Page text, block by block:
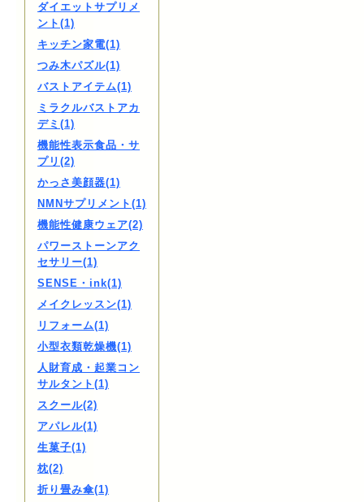
ダイエットサプリメ
ント(1)
キッチン家電(1)
つみ木パズル(1)
バストアイテム(1)
ミラクルバストアカ
デミ(1)
機能性表示食品・サ
プリ(2)
かっさ美顔器(1)
NMNサプリメント(1)
機能性健康ウェア(2)
パワーストーンアク
セサリー(1)
SENSE・ink(1)
メイクレッスン(1)
リフォーム(1)
小型衣類乾燥機(1)
人財育成・起業コン
サルタント(1)
スクール(2)
アパレル(1)
生菓子(1)
枕(2)
折り畳み傘(1)